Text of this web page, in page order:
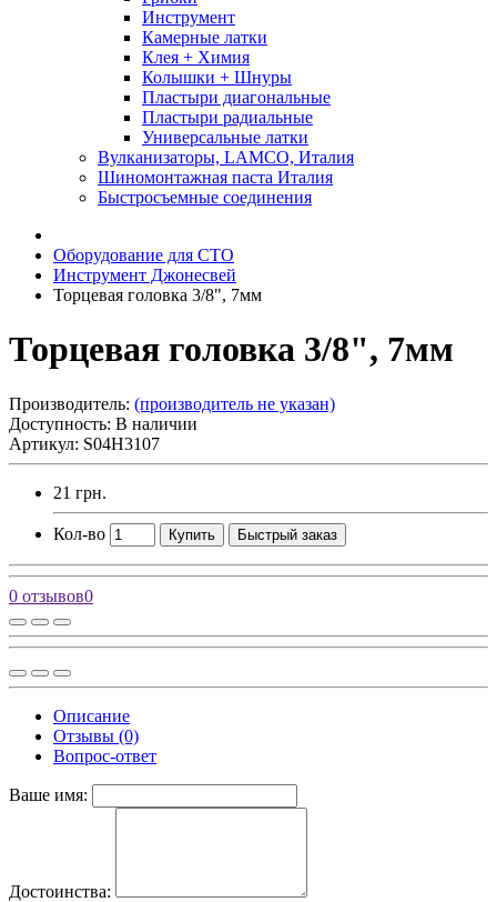
Инструмент
Камерные латки
Клея + Химия
Колышки + Шнуры
Пластыри диагональные
Пластыри радиальные
Универсальные латки
Вулканизаторы, LAMCO, Италия
Шиномонтажная паста Италия
Быстросъемные соединения
Оборудование для СТО
Инструмент Джонесвей
Торцевая головка 3/8", 7мм
Торцевая головка 3/8", 7мм
Производитель: (производитель не указан)
Доступность: В наличии
Артикул: S04H3107
21 грн.
Кол-во Купить Быстрый заказ
0 отзывов0
Описание
Отзывы (0)
Вопрос-ответ
Ваше имя:
Достоинства: